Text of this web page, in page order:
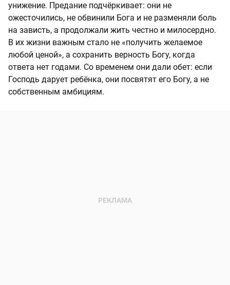
унижение. Предание подчёркивает: они не
ожесточились, не обвинили Бога и не разменяли боль
на зависть, а продолжали жить честно и милосердно.
В их жизни важным стало не «получить желаемое
любой ценой», а сохранить верность Богу, когда
ответа нет годами. Со временем они дали обет: если
Господь дарует ребёнка, они посвятят его Богу, а не
собственным амбициям.